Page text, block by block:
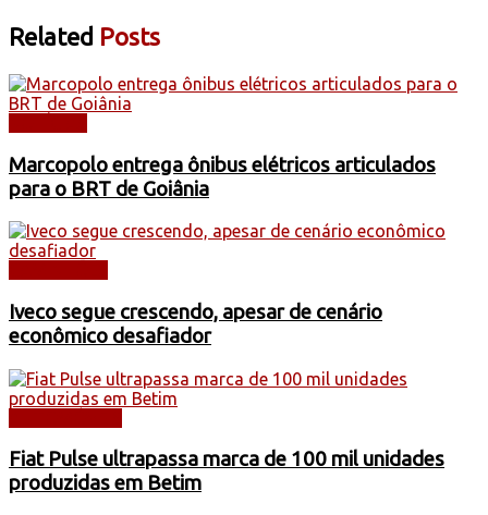
Related Posts
Marcopolo entrega ônibus elétricos articulados
para o BRT de Goiânia
Iveco segue crescendo, apesar de cenário
econômico desafiador
Fiat Pulse ultrapassa marca de 100 mil unidades
produzidas em Betim